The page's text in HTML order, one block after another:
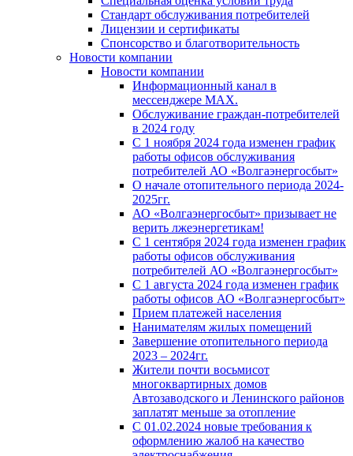
Стандарт обслуживания потребителей
Лицензии и сертификаты
Спонсорство и благотворительность
Новости компании
Новости компании
Информационный канал в
мессенджере MAX.
Обслуживание граждан-потребителей
в 2024 году
С 1 ноября 2024 года изменен график
работы офисов обслуживания
потребителей АО «Волгаэнергосбыт»
О начале отопительного периода 2024-
2025гг.
АО «Волгаэнергосбыт» призывает не
верить лжеэнергетикам!
С 1 сентября 2024 года изменен график
работы офисов обслуживания
потребителей АО «Волгаэнергосбыт»
С 1 августа 2024 года изменен график
работы офисов АО «Волгаэнергосбыт»
Прием платежей населения
Нанимателям жилых помещений
Завершение отопительного периода
2023 – 2024гг.
Жители почти восьмисот
многоквартирных домов
Автозаводского и Ленинского районов
заплатят меньше за отопление
С 01.02.2024 новые требования к
оформлению жалоб на качество